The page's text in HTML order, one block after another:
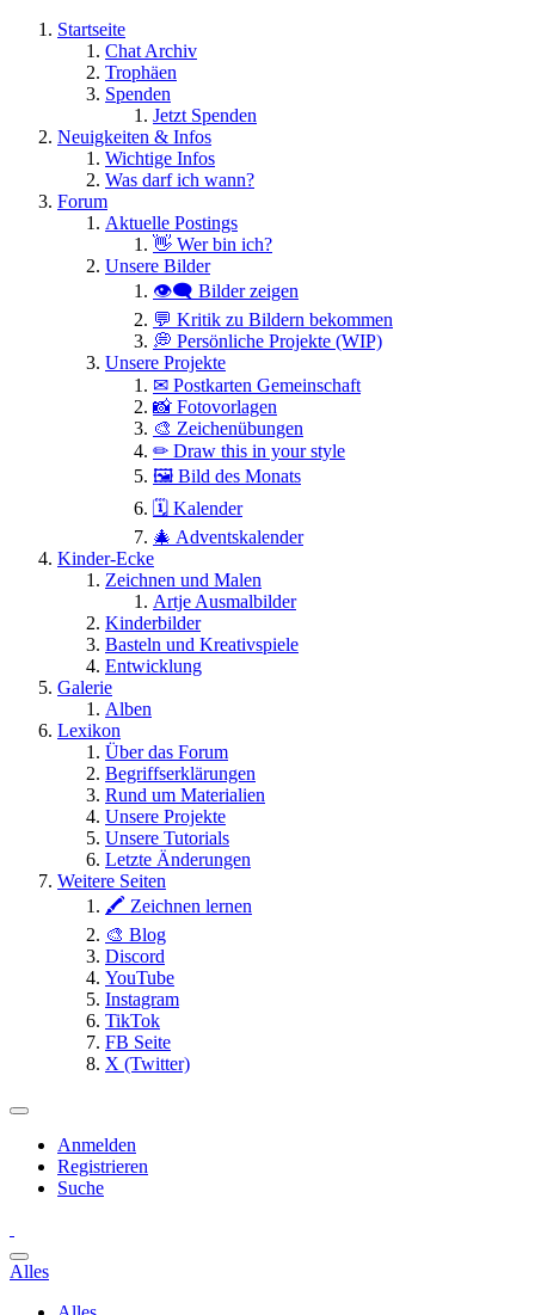
Startseite
Chat Archiv
Trophäen
Spenden
Jetzt Spenden
Neuigkeiten & Infos
Wichtige Infos
Was darf ich wann?
Forum
Aktuelle Postings
👋 Wer bin ich?
Unsere Bilder
👁️‍🗨️ Bilder zeigen
💬 Kritik zu Bildern bekommen
💭 Persönliche Projekte (WIP)
Unsere Projekte
✉ Postkarten Gemeinschaft
📸 Fotovorlagen
🎨 Zeichenübungen
✏ Draw this in your style
🖼 Bild des Monats
🗓 Kalender
🎄 Adventskalender
Kinder-Ecke
Zeichnen und Malen
Artje Ausmalbilder
Kinderbilder
Basteln und Kreativspiele
Entwicklung
Galerie
Alben
Lexikon
Über das Forum
Begriffserklärungen
Rund um Materialien
Unsere Projekte
Unsere Tutorials
Letzte Änderungen
Weitere Seiten
🖍 Zeichnen lernen
🎨 Blog
Discord
YouTube
Instagram
TikTok
FB Seite
X (Twitter)
Anmelden
Registrieren
Suche
Alles